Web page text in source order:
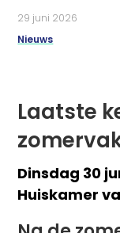
29 juni 2026
Nieuws
Laatste
Dinsdag 30
Huiskamer